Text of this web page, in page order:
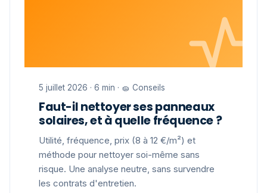
5 juillet 2026 · 6 min · 🧽 Conseils
Faut-il nettoyer ses panneaux
solaires, et à quelle fréquence ?
Utilité, fréquence, prix (8 à 12 €/m²) et
méthode pour nettoyer soi-même sans
risque. Une analyse neutre, sans survendre
les contrats d'entretien.